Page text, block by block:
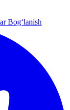
Bog‘lanish